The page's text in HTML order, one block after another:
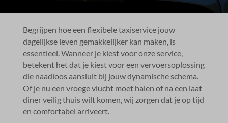
Begrijpen hoe een flexibele taxiservice jouw
dagelijkse leven gemakkelijker kan maken, is
essentieel.​ Wanneer je kiest voor onze service,
betekent het dat je kiest voor een vervoersoplossing
die naadloos aansluit bij jouw dynamische schema.​
Of je nu een vroege vlucht moet halen of na een laat
diner veilig thuis wilt komen, wij zorgen dat je op tijd
en comfortabel arriveert.​